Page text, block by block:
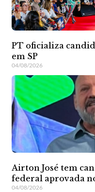
PT oficializa
em SP
04/08/2026
Airton José tem
federal aprovada
04/08/2026